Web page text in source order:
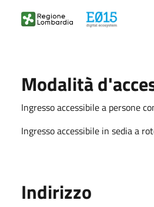
Modalità
Ingresso accessibile a persone
Ingresso accessibile in sedia a
Indirizzo